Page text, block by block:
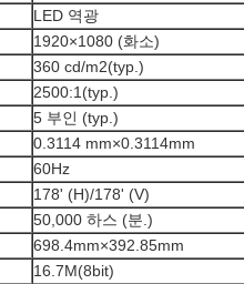
LED 역광
1920×1080 (화소)
360 cd/m2(typ.)
2500:1(typ.)
5 부인 (typ.)
0.3114 mm×0.3114mm
60Hz
178' (H)/178' (V)
50,000 하스 (분.)
698.4mm×392.85mm
16.7M(8bit)